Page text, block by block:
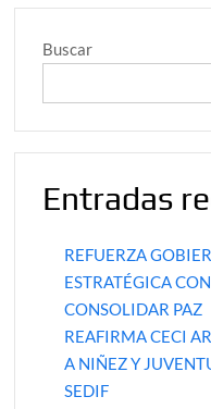
Buscar
Entradas
REFUERZA
ESTRATÉGICA
CONSOLIDAR PAZ
REAFIRMA CECI
A NIÑEZ Y
SEDIF